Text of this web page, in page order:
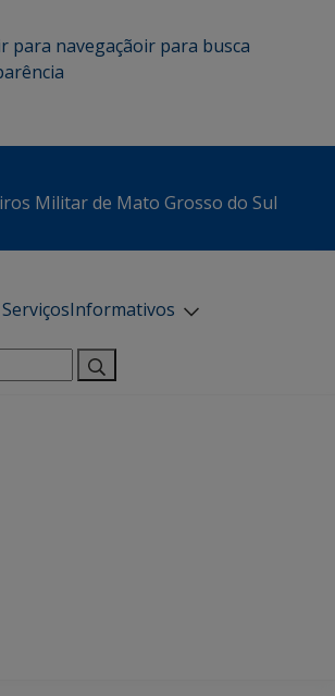
para navegaçãoir para busca
Militar de Mato Grosso do Sul
ServiçosInformativos